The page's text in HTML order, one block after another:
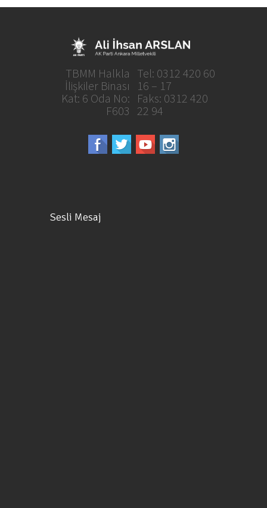
Tel: 0312 420 60
16 – 17
Faks: 0312 420
22 94
TBMM Halkla
İlişkiler Binası
Kat: 6 Oda No:
F603
Sesli Mesaj